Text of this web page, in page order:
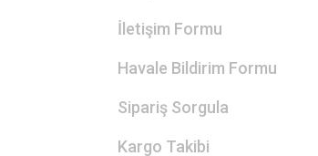
İletişim Formu
Havale Bildirim Formu
Sipariş Sorgula
Kargo Takibi